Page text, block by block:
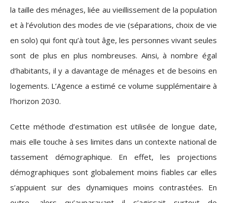
la taille des ménages, liée au vieillissement de la population
et à l’évolution des modes de vie (séparations, choix de vie
en solo) qui font qu’à tout âge, les personnes vivant seules
sont de plus en plus nombreuses. Ainsi, à nombre égal
d’habitants, il y a davantage de ménages et de besoins en
logements. L’Agence a estimé ce volume supplémentaire à
l’horizon 2030.
Cette méthode d’estimation est utilisée de longue date,
mais elle touche à ses limites dans un contexte national de
tassement démographique. En effet, les projections
démographiques sont globalement moins fiables car elles
s’appuient sur des dynamiques moins contrastées. En